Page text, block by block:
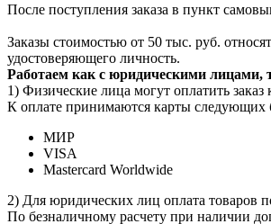
После поступления заказа в пункт
Заказы стоимостью от 50 тыс. руб.
удостоверяющего личность.
Работаем как с юридическими
1) Физические лица могут оплатить
К оплате принимаются карты следующих
МИР
VISA
Mastercard Worldwide
2) Для юридических лиц оплата товаров
По безналичному расчету при наличии